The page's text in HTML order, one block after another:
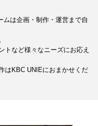
ムは企画・制作・運営まで自
トなど様々なニーズにお応え
はKBC UNIEにおまかせくだ